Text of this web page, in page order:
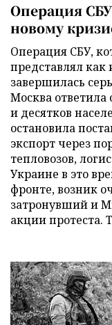
Операция
новому
Операция СБУ,
представлял
завершилась
Москва
и десятков
остановила
экспорт через
тепловозов,
Украине в это
фронте, возник
затронувший и
акции протеста.